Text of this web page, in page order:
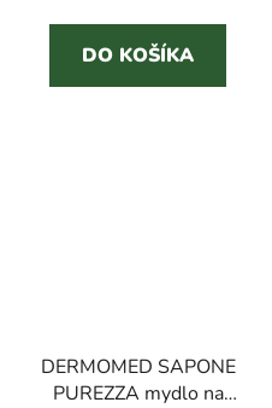
DO KOŠÍKA
DERMOMED SAPONE
PUREZZA mydlo na